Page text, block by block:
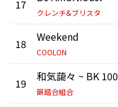
17
クレンチ&ブリスタ
18 Weekend
COOLON
19
韻踏合組合